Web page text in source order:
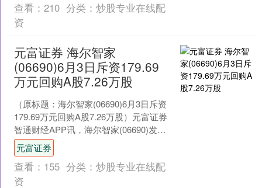
查看： 210 分类： 炒股专业在线配
资
元富证券 海尔智家
(06690)6月3日斥资179.69
万元回购A股7.26万股
（原标题：海尔智家(06690)6月3日斥资
179.69万元回购A股7.26万股）元富证券
智通财经APP讯，海尔智家(06690)发布
公告，于2025年6月3....
元富证券
查看： 155 分类： 炒股专业在线配
资